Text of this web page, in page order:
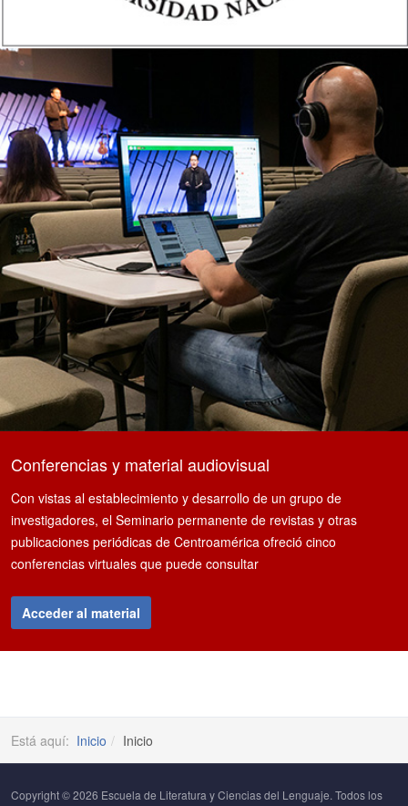
Conferencias y material audiovisual
Con vistas al establecimiento y desarrollo de un grupo de
investigadores, el Seminario permanente de revistas y otras
publicaciones periódicas de Centroamérica ofreció cinco
conferencias virtuales que puede consultar
Acceder al material
Está aquí: Inicio Inicio
Copyright © 2026 Escuela de Literatura y Ciencias del Lenguaje. Todos los